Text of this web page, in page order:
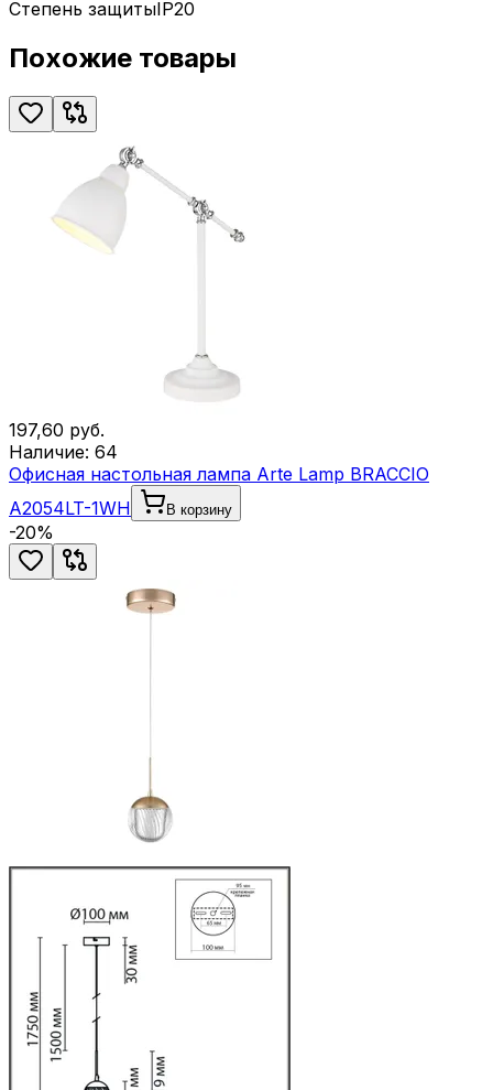
Степень защитыIP20
Похожие товары
197,60 руб.
Наличие: 64
Офисная настольная лампа Arte Lamp BRACCIO
A2054LT-1WH
В корзину
-20%